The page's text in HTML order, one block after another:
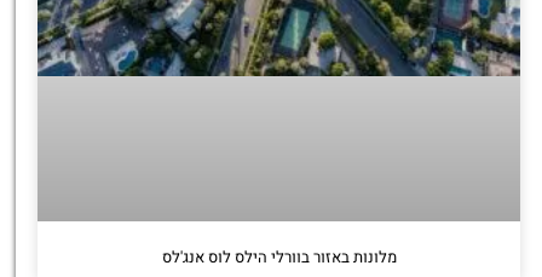
מלונות באזור בוורלי הילס לוס אנג'לס